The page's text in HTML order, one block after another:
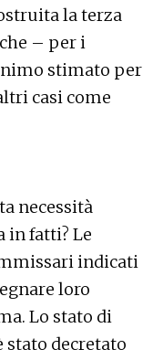
la terza
– per i
stimato per
casi come
necessità
in fatti? Le
indicati
loro
Lo stato di
stato decretato